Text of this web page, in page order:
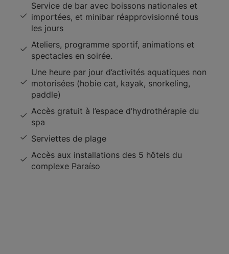
Service de bar avec boissons nationales et
importées, et minibar réapprovisionné tous
les jours
Ateliers, programme sportif, animations et
spectacles en soirée.
Une heure par jour d’activités aquatiques non
motorisées (hobie cat, kayak, snorkeling,
paddle)
Accès gratuit à l’espace d’hydrothérapie du
spa
Serviettes de plage
Accès aux installations des 5 hôtels du
complexe Paraíso